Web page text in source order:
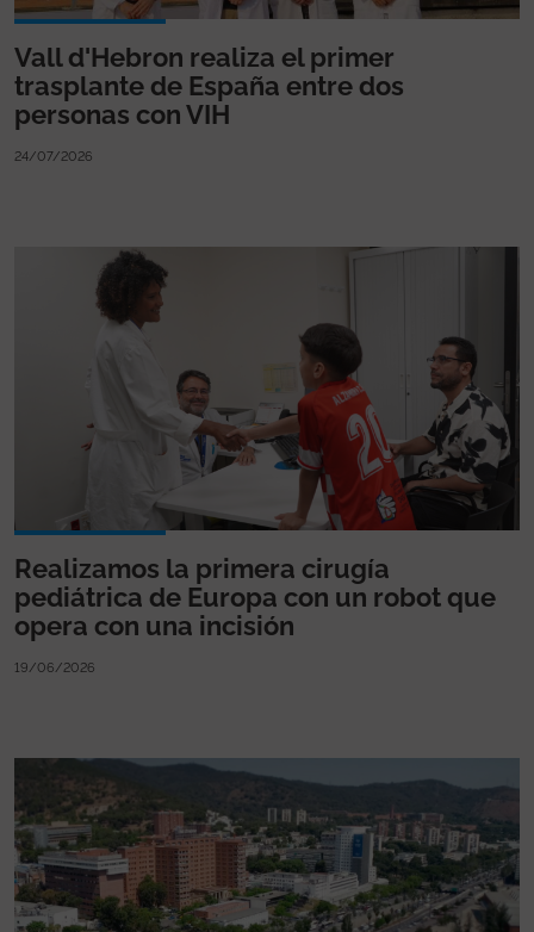
Vall d'Hebron realiza el primer
trasplante de España entre dos
personas con VIH
24/07/2026
Realizamos la primera cirugía
pediátrica de Europa con un robot que
opera con una incisión
19/06/2026